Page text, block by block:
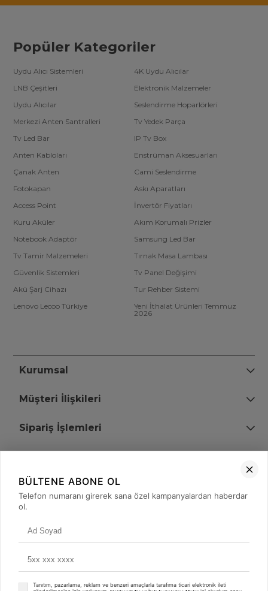
Popüler Kategoriler
Uydu Alıcı Sistemleri
4K Uydu Alıcılar
LNB Çeşitleri
Elektronik Malzemeler
Uydu Alıcılar
Seslendirme Hoparlörleri
Merkezi Anten Santralleri
Tv Yedek Parça
Tv Led Bar
IP Tv Box
Anten Kabloları
Enstrüman Aksesuarları
Çanak Anten
Cami Seslendirme
Fotokapan
Askı Aparatları
Access Point
İnvertör Fiyatları
Kuru Aküler
Akım Korumalı Prizler
Notebook Adaptör
Samsung Led Bar
Tv Tamir Malzemeleri
Tırnak Masa Lambası
Güvenlik Sistemleri
Tv Panel Değişimi
Akü Şarj Cihazı
Tur Rehber Sistemi
Lenovo Lecoo Türkiye
Yeni İthalat Ürünleri Temmuz
2026
Kurumsal
Müşteri İlişkileri
Sipariş İşlemleri
+90 (850) 473 08 08
BÜLTENE ABONE OL
Telefon numaranı girerek sana özel kampanyalardan haberdar
ol.
Tanıtım, pazarlama, reklam ve benzeri amaçlarla tarafıma ticari elektronik ileti